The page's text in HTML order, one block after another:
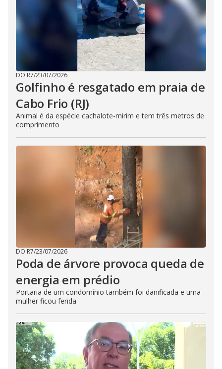
DO R7/23/07/2026
Golfinho é resgatado em praia de
Cabo Frio (RJ)
Animal é da espécie cachalote-mirim e tem três metros de
comprimento
DO R7/23/07/2026
Poda de árvore provoca queda de
energia em prédio
Portaria de um condomínio também foi danificada e uma
mulher ficou ferida